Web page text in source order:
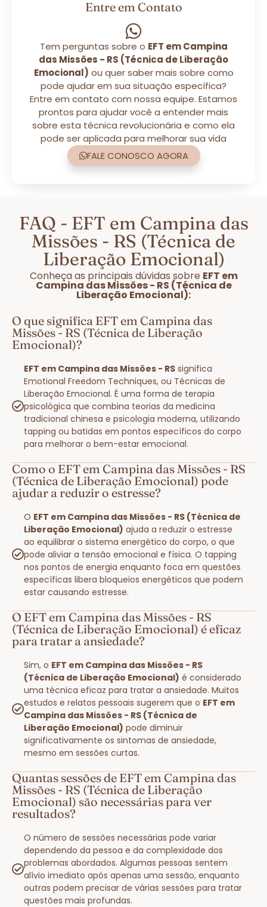
Entre em Contato
Tem perguntas sobre o EFT em Campina
das Missões - RS (Técnica de Liberação
Emocional) ou quer saber mais sobre como
pode ajudar em sua situação específica?
Entre em contato com nossa equipe. Estamos
prontos para ajudar você a entender mais
sobre esta técnica revolucionária e como ela
pode ser aplicada para melhorar sua vida
FALE CONOSCO AGORA
FAQ - EFT em Campina das
Missões - RS (Técnica de
Liberação Emocional)
Conheça as principais dúvidas sobre EFT em
Campina das Missões - RS (Técnica de
Liberação Emocional):
O que significa EFT em Campina das
Missões - RS (Técnica de Liberação
Emocional)?
EFT em Campina das Missões - RS significa
Emotional Freedom Techniques, ou Técnicas de
Liberação Emocional. É uma forma de terapia
psicológica que combina teorias da medicina
tradicional chinesa e psicologia moderna, utilizando
tapping ou batidas em pontos específicos do corpo
para melhorar o bem-estar emocional.
Como o EFT em Campina das Missões - RS
(Técnica de Liberação Emocional) pode
ajudar a reduzir o estresse?
O EFT em Campina das Missões - RS (Técnica de
Liberação Emocional) ajuda a reduzir o estresse
ao equilibrar o sistema energético do corpo, o que
pode aliviar a tensão emocional e física. O tapping
nos pontos de energia enquanto foca em questões
específicas libera bloqueios energéticos que podem
estar causando estresse.
O EFT em Campina das Missões - RS
(Técnica de Liberação Emocional) é eficaz
para tratar a ansiedade?
Sim, o EFT em Campina das Missões - RS
(Técnica de Liberação Emocional) é considerado
uma técnica eficaz para tratar a ansiedade. Muitos
estudos e relatos pessoais sugerem que o EFT em
Campina das Missões - RS (Técnica de
Liberação Emocional) pode diminuir
significativamente os sintomas de ansiedade,
mesmo em sessões curtas.
Quantas sessões de EFT em Campina das
Missões - RS (Técnica de Liberação
Emocional) são necessárias para ver
resultados?
O número de sessões necessárias pode variar
dependendo da pessoa e da complexidade dos
problemas abordados. Algumas pessoas sentem
alívio imediato após apenas uma sessão, enquanto
outras podem precisar de várias sessões para tratar
questões mais profundas.